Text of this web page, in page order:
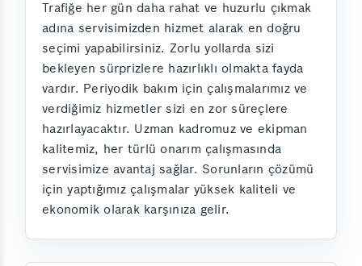
Trafiğe her gün daha rahat ve huzurlu çıkmak
adına servisimizden hizmet alarak en doğru
seçimi yapabilirsiniz. Zorlu yollarda sizi
bekleyen sürprizlere hazırlıklı olmakta fayda
vardır. Periyodik bakım için çalışmalarımız ve
verdiğimiz hizmetler sizi en zor süreçlere
hazırlayacaktır. Uzman kadromuz ve ekipman
kalitemiz, her türlü onarım çalışmasında
servisimize avantaj sağlar. Sorunların çözümü
için yaptığımız çalışmalar yüksek kaliteli ve
ekonomik olarak karşınıza gelir.